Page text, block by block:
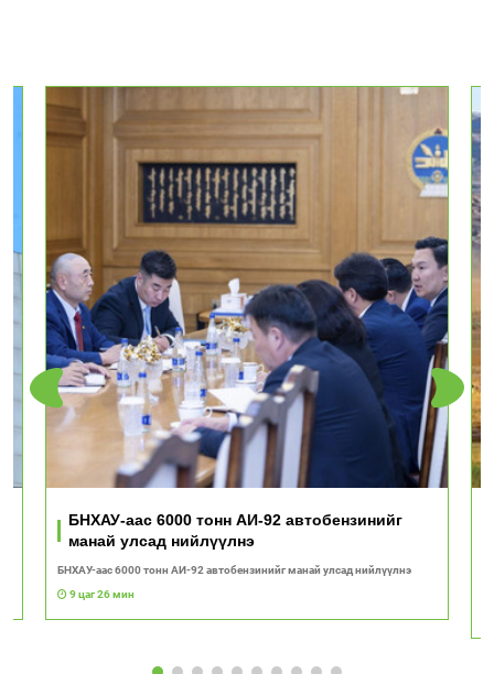
БНХАУ-аас 6000 тонн АИ-92 автобензинийг
манай улсад нийлүүлнэ
БНХАУ-аас 6000 тонн АИ-92 автобензинийг манай улсад нийлүүлнэ
9 цаг 26 мин